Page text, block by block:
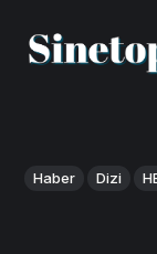
Haber Dizi